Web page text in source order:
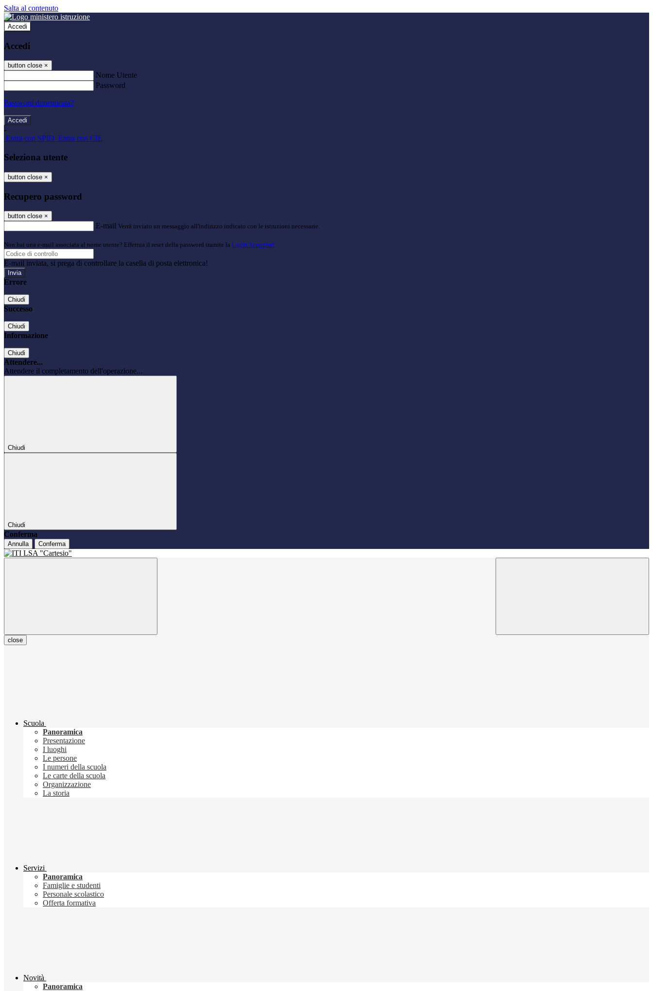
Salta al contenuto
Accedi
Accedi
button close ×
Nome Utente
Password
Password dimenticata?
-
Entra con SPID Entra con CIE
Seleziona utente
button close ×
Recupero password
button close ×
E-mail Verrà inviato un messaggio all'indirizzo indicato con le istruzioni necessarie.
Non hai una e-mail associata al nome utente? Effettua il reset della password tramite la Login Spaggiari
E-mail inviata, si prega di controllare la casella di posta elettronica!
Errore
Chiudi
Successo
Chiudi
Informazione
Chiudi
Attendere...
Attendere il completamento dell'operazione...
Chiudi
Chiudi
Conferma
Annulla Conferma
close
Scuola
Panoramica
Presentazione
I luoghi
Le persone
I numeri della scuola
Le carte della scuola
Organizzazione
La storia
Servizi
Panoramica
Famiglie e studenti
Personale scolastico
Offerta formativa
Novità
Panoramica